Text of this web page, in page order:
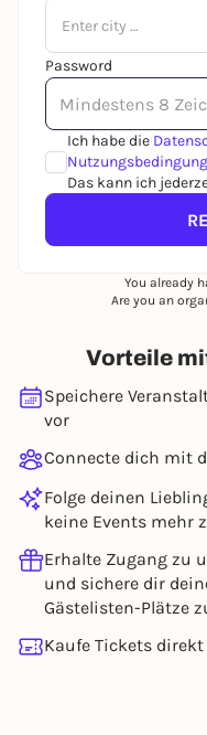
Enter city …
Password
Ich habe die
Das kann ich
You already
Are you an
Vorteile
Speichere
vor
Connecte dich mit
Folge deinen
keine Events mehr
Erhalte Zugang zu
und sichere dir
Gästelisten-Plätze
Kaufe Tickets